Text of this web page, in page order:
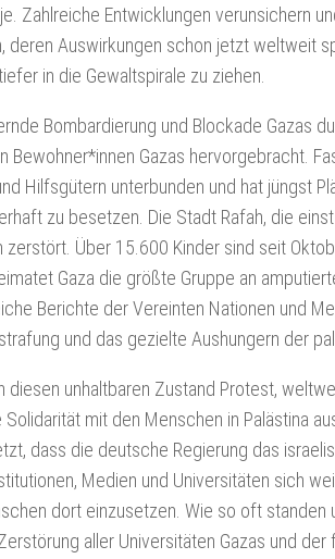
Zahlreiche Entwicklungen verunsichern
deren Auswirkungen schon jetzt weltweit
in die Gewaltspirale zu ziehen.
Bombardierung und Blockade Gazas
Bewohner*innen Gazas hervorgebracht.
Hilfsgütern unterbunden und hat jüngst
zu besetzen. Die Stadt Rafah, die
Über 15.600 Kinder sind seit
Gaza die größte Gruppe an
Berichte der Vereinten Nationen und
und das gezielte Aushungern der
unhaltbaren Zustand Protest,
mit den Menschen in Palästina
dass die deutsche Regierung das
Medien und Universitäten sich
dort einzusetzen. Wie so oft
aller Universitäten Gazas und